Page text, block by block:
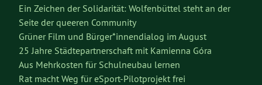
Ein Zeichen der Solidarität: Wolfenbüttel steht an der
Seite der queeren Community
Grüner Film und Bürger*innendialog im August
25 Jahre Städtepartnerschaft mit Kamienna Góra
Aus Mehrkosten für Schulneubau lernen
Rat macht Weg für eSport-Pilotprojekt frei